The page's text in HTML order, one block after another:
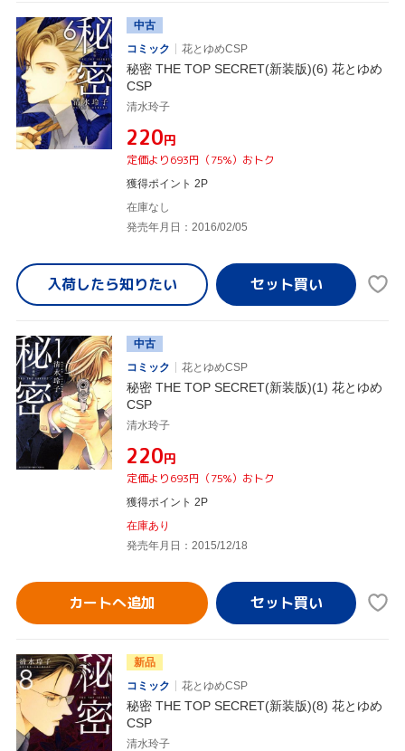
中古
コミック
花とゆめCSP
秘密 THE TOP SECRET(新装版)(6) 花とゆめ
CSP
清水玲子
¥220円
定価より693円（75%）おトク
獲得ポイント 2P
在庫なし
発売年月日：2016/02/05
入荷したら知りたい
中古
コミック
花とゆめCSP
秘密 THE TOP SECRET(新装版)(1) 花とゆめ
CSP
清水玲子
¥220円
定価より693円（75%）おトク
獲得ポイント 2P
在庫あり
発売年月日：2015/12/18
カートへ追加
新品
コミック
花とゆめCSP
秘密 THE TOP SECRET(新装版)(8) 花とゆめ
CSP
清水玲子